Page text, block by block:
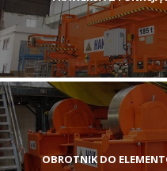
OBROTNIK DO